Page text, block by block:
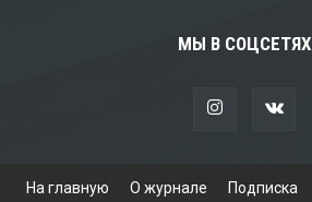
МЫ В СОЦСЕТЯХ
На главную О журнале Подписка